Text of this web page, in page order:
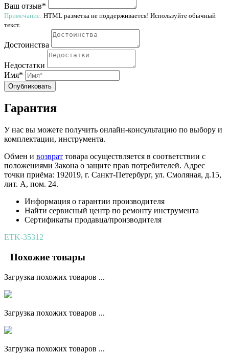
Ваш отзыв*
Примечание: HTML разметка не поддерживается! Используйте обычный
текст.
Достоинства
Недостатки
Имя*
Опубликовать
Гарантия
У нас вы можете получить онлайн-консультацию по выбору и
комплектации, инструмента.
Обмен и возврат товара осуществляется в соответствии с
положениями Закона о защите прав потребителей. Адрес
точки приёма: 192019, г. Санкт-Петербург, ул. Смоляная, д.15,
лит. А, пом. 24.
Информация о гарантии производителя
Найти сервисный центр по ремонту инструмента
Сертификаты продавца/производителя
ETK-35312
Похожие товары
Загрузка похожих товаров ...
Загрузка похожих товаров ...
Загрузка похожих товаров ...